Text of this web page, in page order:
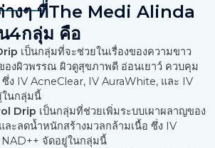
งๆ ที่The Medi Alinda
4กลุ่ม คือ
เป็นกลุ่มที่จะช่วยในเรื่องของความขาว
องผิวพรรณ ผิวดูสุขภาพดี อ่อนเยาว์ ควบคุม
ซึ่ง IV AcneClear, IV AuraWhite, และ IV
นกลุ่มนี้
Drip เป็นกลุ่มที่ช่วยเพิ่มระบบเผาผลาญของ
ละลดน้ำหนักสร้างมวลกล้ามเนื้อ ซึ่ง IV
จัดอยู่ในกลุ่มนี้